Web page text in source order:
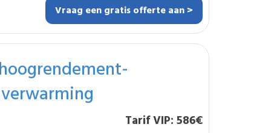
hun
Een
keuze die
Vraag een gratis offerte aan >
Tarif VIP: 586€